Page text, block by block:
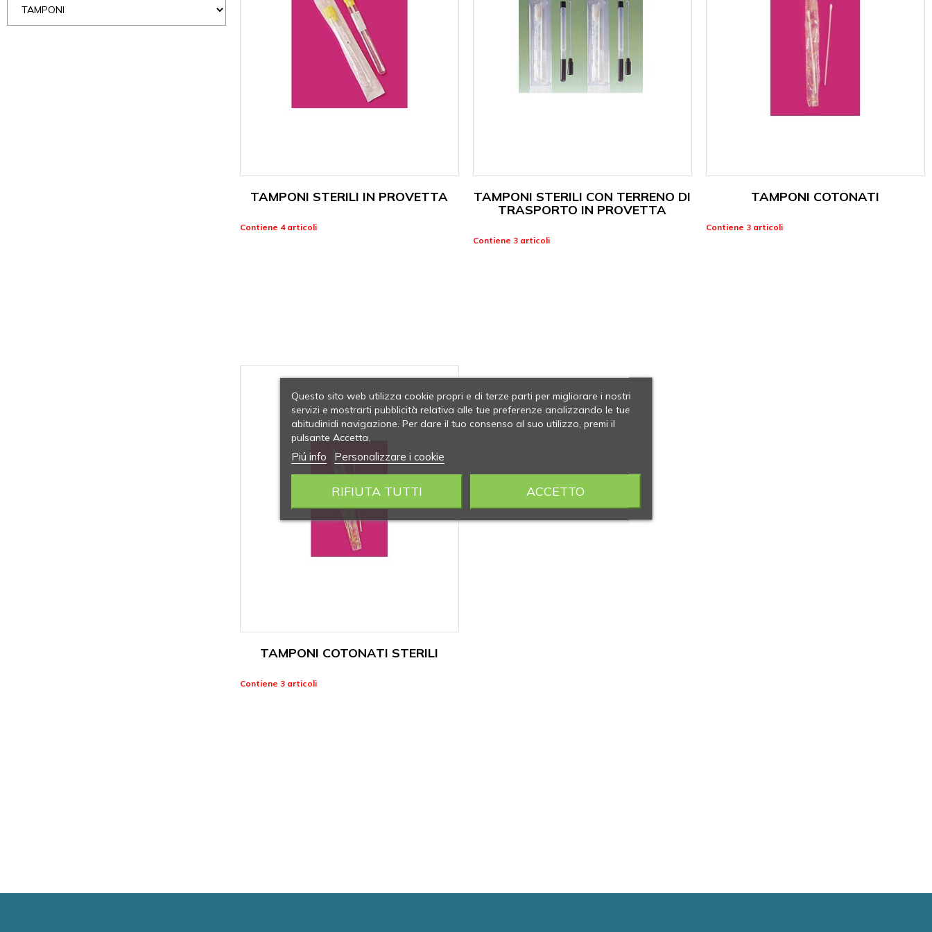
TAMPONI STERILI IN PROVETTA
Contiene 4 articoli
TAMPONI STERILI CON TERRENO DI
TRASPORTO IN PROVETTA
Contiene 3 articoli
TAMPONI COTONATI
Contiene 3 articoli
TAMPONI COTONATI STERILI
Contiene 3 articoli
Questo sito web utilizza cookie propri e di terze parti per migliorare i nostri
servizi e mostrarti pubblicità relativa alle tue preferenze analizzando le tue
abitudinidi navigazione. Per dare il tuo consenso al suo utilizzo, premi il
pulsante Accetta.
Piú info Personalizzare i cookie
RIFIUTA TUTTI ACCETTO